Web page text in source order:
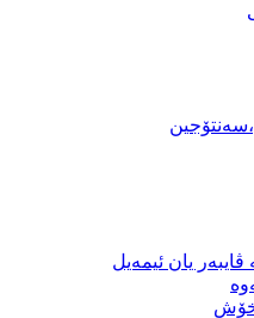
یان ئیمه‌یل